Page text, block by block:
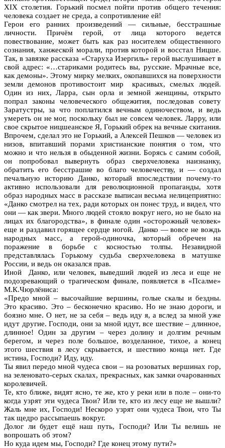
ХIХ столетия. Горький посмел пойти против общего течения:
человека создает не среда, а сопротивление ей!
Герои его ранних произведений — сильные, бесстрашные
личности. Причём герой, от лица которого ведется
повествование, может быть как раз носителем общественного
сознания, ханжеской морали, против которой и восстал Ницше.
Так, в завязке рассказа «Старуха Изергиль» герой выслушивает в
свой адрес: «…стариками родитесь вы, русские. Мрачные все,
как демоны». Этому мирку мелких, окопавшихся на поверхности
земли демонов противостоит мир красивых, смелых людей.
Один из них, Ларра, сын орла и земной женщины, открыто
попрал законы человеческого общежития, последовав совету
Заратустры, за что поплатился вечным одиночеством, и ведь
умереть он не мог, поскольку был не совсем человек. Ларру, или
свое скрытое ницшеанское Я, Горький обрек на вечные скитания.
Впрочем, сделал это не Горький, а Алексей Пешков — человек из
низов, впитавший порами христианские понятия о том, что
можно и что нельзя в обыденной жизни. Борясь с самим собой,
он попробовал вывернуть образ сверхчеловека наизнанку,
обратить его бесстрашие во благо человечеству, и — создал
печальную историю Данко, который впоследствии почему-то
активно использовали для революционной пропаганды, хотя
образ народных масс в рассказе выписан весьма нелицеприятно:
«Данко смотрел на тех, ради которых он понес труд, и видел, что
они — как звери. Много людей стояло вокруг него, но не было на
лицах их благородства», в финале один «осторожный человек»
еще и раздавил горящее сердце ногой. Данко — вовсе не вождь
народных масс, а герой-одиночка, который обречен на
поражение в борьбе с косностью толпы. Незавидной
представлялась Горькому судьба сверхчеловека в матушке
России, и ведь он оказался прав.
Иной Данко, или человек, выведший людей из леса и еще не
подозревающий о трагическом финале, появляется в «Псалме»
М.К.Чюрлёниса:
«Предо мной – высочайшие вершины, голые скалы и бездны.
Это красиво. Это – бесконечно красиво. Но не знаю дороги, и
боязно мне. О нет, не за себя – ведь иду я, а вслед за мной уже
идут другие. Господи, они за мной идут, все шествие – длинное,
длинное! Один за другим – через долину и долгим речным
берегом, и через поле большое, возделанное, тихое, а конец
этого шествия в лесу скрывается, и шествию конца нет. Где
истина, Господи? Иду, иду.
Ты явил передо мной чудеса свои – на розоватых вершинах гор,
на зеленовато-серых скалах, прекрасных, как замки очарованных
королевичей.
Те, кто ближе, видят ясно, те же, кто у реки или в поле – они-то
когда узрят эти чудеса Твои? Или те, кто из лесу еще не вышли?
Жаль мне их, Господи! Нескоро узрят они чудеса Твои, что Ты
так щедро рассыпаешь вокруг.
Долог ли будет ещё наш путь, Господи? Или Ты велишь не
вопрошать об этом?
Но куда идем мы, Господи? Где конец этому пути?»